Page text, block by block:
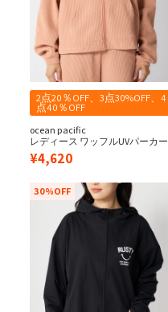
2点20％OFF、3点30%OFF、4
点40％OFF
ocean pacific
レディース ワッフルUVパーカー
¥4,620
30%OFF